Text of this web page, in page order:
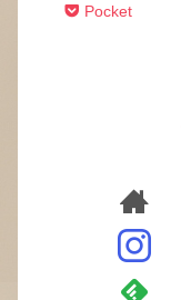
Pocket